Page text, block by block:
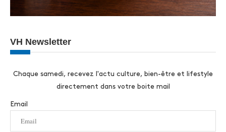
VH Newsletter
Chaque samedi, recevez l'actu culture, bien-être et lifestyle
directement dans votre boite mail
Email